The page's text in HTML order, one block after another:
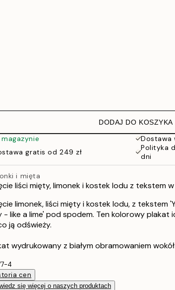
DODAJ DO KOSZYKA
Dostawa
gratis od 249 zł
Polityka
dni
i mięta
liści mięty, limonek i kostek lodu z tekstem
limonek, liści mięty i kostek lodu, z tekstem
- like a lime' pod spodem. Ten kolorowy plakat
ją odświeży.
wydrukowany z białym obramowaniem
4
cen
się więcej o naszych produktach